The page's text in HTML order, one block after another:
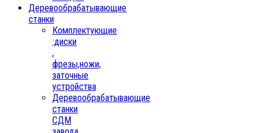
Деревообрабатывающие
станки
Комплектующие
:диски
,
фрезы,ножи,
заточные
устройства
Деревообрабатывающие
станки
СДМ